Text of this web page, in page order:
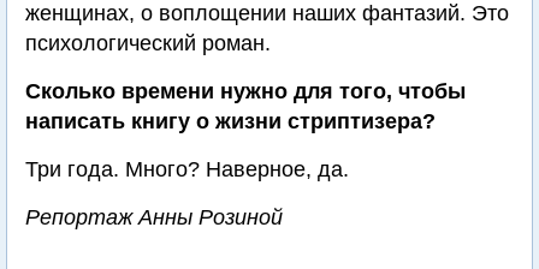
женщинах, о воплощении наших фантазий. Это
психологический роман.
Сколько времени нужно для того, чтобы
написать книгу о жизни стриптизера?
Три года. Много? Наверное, да.
Репортаж Анны Розиной